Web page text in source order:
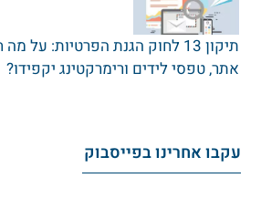
תיקון 13 לחוק הגנת הפרטיות:
אתר‚ טפסי לידים ורימרקטינג יקפידו?
עקבו אחרינו בפייסבוק